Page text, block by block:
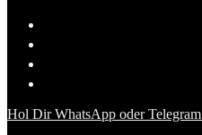
Hol Dir WhatsApp oder